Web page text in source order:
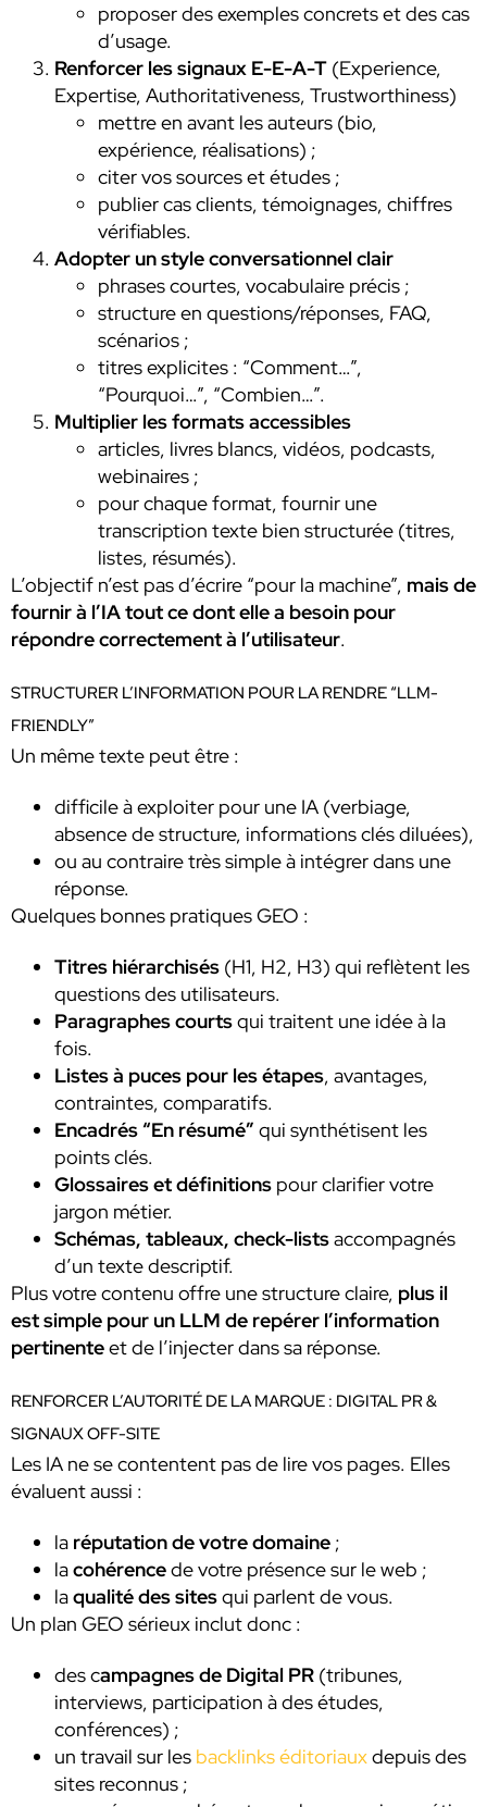
proposer des exemples concrets et des cas
d’usage.
Renforcer les signaux E-E-A-T (Experience,
Expertise, Authoritativeness, Trustworthiness)
mettre en avant les auteurs (bio,
expérience, réalisations) ;
citer vos sources et études ;
publier cas clients, témoignages, chiffres
vérifiables.
Adopter un style conversationnel clair
phrases courtes, vocabulaire précis ;
structure en questions/réponses, FAQ,
scénarios ;
titres explicites : “Comment…”,
“Pourquoi…”, “Combien…”.
Multiplier les formats accessibles
articles, livres blancs, vidéos, podcasts,
webinaires ;
pour chaque format, fournir une
transcription texte bien structurée (titres,
listes, résumés).
L’objectif n’est pas d’écrire “pour la machine”, mais de
fournir à l’IA tout ce dont elle a besoin pour
répondre correctement à l’utilisateur.
STRUCTURER L’INFORMATION POUR LA RENDRE “LLM-
FRIENDLY”
Un même texte peut être :
difficile à exploiter pour une IA (verbiage,
absence de structure, informations clés diluées),
ou au contraire très simple à intégrer dans une
réponse.
Quelques bonnes pratiques GEO :
Titres hiérarchisés (H1, H2, H3) qui reflètent les
questions des utilisateurs.
Paragraphes courtsqui traitent une idée à la
fois.
Listes à puces pour les étapes, avantages,
contraintes, comparatifs.
Encadrés “En résumé” qui synthétisent les
points clés.
Glossaires et définitions pour clarifier votre
jargon métier.
Schémas, tableaux, check-listsaccompagnés
d’un texte descriptif.
Plus votre contenu offre une structure claire, plus il
est simple pour un LLM de repérer l’information
pertinenteet de l’injecter dans sa réponse.
RENFORCER L’AUTORITÉ DE LA MARQUE : DIGITAL PR &
SIGNAUX OFF-SITE
Les IA ne se contentent pas de lire vos pages. Elles
évaluent aussi :
la réputation de votre domaine ;
lacohérencede votre présence sur le web ;
laqualité des sitesqui parlent de vous.
Un plan GEO sérieux inclut donc :
des campagnes de Digital PR (tribunes,
interviews, participation à des études,
conférences) ;
un travail sur les backlinks éditoriauxdepuis des
sites reconnus ;